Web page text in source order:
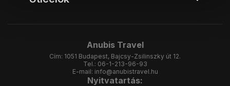
Anubis Travel
Cím: 1051 Budapest, Bajcsy-Zsilinszky út 12.
Tel.: 06-1-213-96-93
E-mail: info@anubistravel.hu
Nyitvatartás: